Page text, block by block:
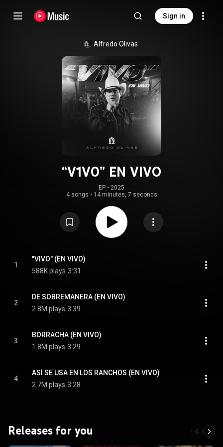
Sign in
Alfredo Olivas
“V1V0” EN VIVO
EP • 2025
4 songs • 14 minutes, 7 seconds
1
"VIVO" (EN VIVO)
588K plays 3:31
2
DE SOBREMANERA (EN VIVO)
2.8M plays 3:39
3
BORRACHA (EN VIVO)
1.8M plays 3:29
4
ASÍ SE USA EN LOS RANCHOS (EN VIVO)
2.7M plays 3:28
Releases for you